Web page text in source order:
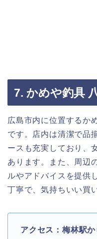
7. かめや釣具
広島市内に位置するか
です。店内は清潔で品
ースも充実しており、
あります。また、周辺
ルやアドバイスを提供
丁寧で、気持ちいい買
アクセス：梅林駅